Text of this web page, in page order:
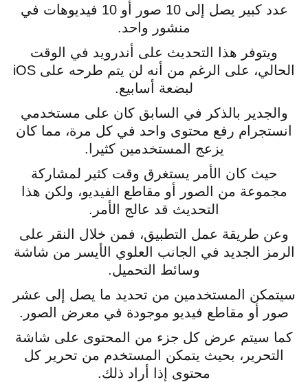
عدد كبير يصل إلى 10 صور أو 10 فيديوهات في
منشور واحد.
ويتوفر هذا التحديث على أندرويد في الوقت
الحالي، على الرغم من أنه لن يتم طرحه على iOS
لبضعة أسابيع.
والجدير بالذكر في السابق كان على مستخدمي
انستجرام رفع محتوى واحد في كل مرة، مما كان
يزعج المستخدمين كثيرا.
حيث كان الأمر يستغرق وقت كثير لمشاركة
مجموعة من الصور أو مقاطع الفيديو، ولكن هذا
التحديث قد عالج الأمر.
وعن طريقة عمل التطبيق، فمن خلال النقر على
الرمز الجديد في الجانب العلوي الأيسر من شاشة
وسائط التحميل.
سيتمكن المستخدمين من تحديد ما يصل إلى عشر
صور أو مقاطع فيديو موجودة في معرض الصور.
كما سيتم عرض كل جزء من المحتوى على شاشة
التحرير، بحيث يتمكن المستخدم من تحرير كل
محتوى إذا أراد ذلك.